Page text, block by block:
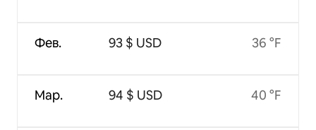
Фев.
Мар.
93 $ USD
94 $ USD
36 °F
40 °F